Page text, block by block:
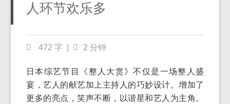
人环节欢乐多
472 字 2 分钟
日本综艺节目《整人大赏》不仅是一场整人盛
宴，艺人的献艺加上主持人的巧妙设计。增加了
更多的亮点，笑声不断，以谐星和艺人为主角。